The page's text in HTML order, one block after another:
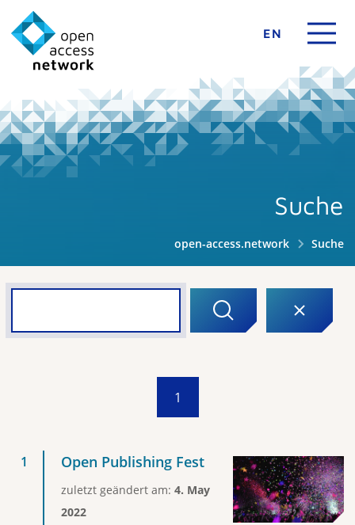
EN
Suche
open-access.network Suche
1
Open Publishing Fest
zuletzt geändert am: 4. May
2022